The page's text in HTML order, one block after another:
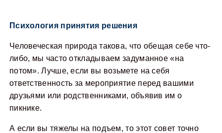
Психология принятия решения
Человеческая природа такова, что обещая себе что-
либо, мы часто откладываем задуманное «на
потом». Лучше, если вы возьмете на себя
ответственность за мероприятие перед вашими
друзьями или родственниками, объявив им о
пикнике.
А если вы тяжелы на подъем, то этот совет точно